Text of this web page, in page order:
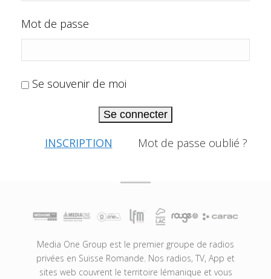
Mot de passe
Se souvenir de moi
Se connecter
INSCRIPTION Mot de passe oublié ?
Media One Group est le premier groupe de radios
privées en Suisse Romande. Nos radios, TV, App et
sites web couvrent le territoire lémanique et vous